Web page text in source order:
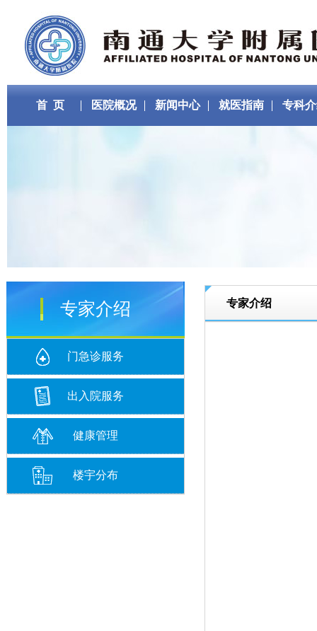
首 页 医院概况 新闻中心 就医指南 专科
专家介绍
门急诊服务
出入院服务
健康管理
楼宇分布
专家介绍